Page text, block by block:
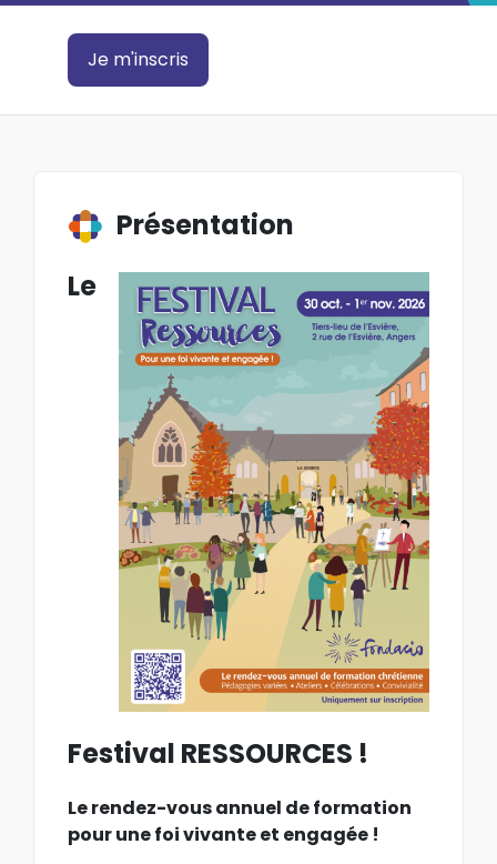
Je m'inscris
Présentation
Le
Festival RESSOURCES !
Le rendez-vous annuel de formation
pour une foi vivante et engagée !